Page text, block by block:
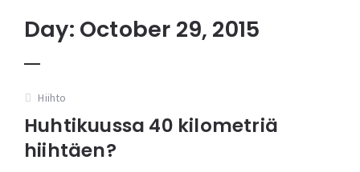
Day: October 29, 2015
Hiihto
Huhtikuussa 40 kilometriä
hiihtäen?